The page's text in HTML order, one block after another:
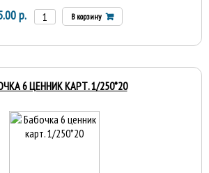
р. В корзину
6 ЦЕННИК КАРТ. 1/250*20